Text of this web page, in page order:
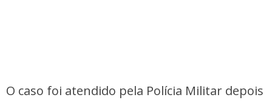
O caso foi atendido pela Polícia Militar depois